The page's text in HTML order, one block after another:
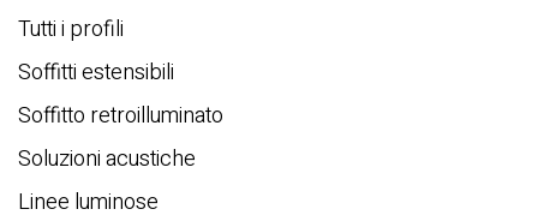
a
Tutti i profili
Soffitti estensibili
Soffitto retroilluminato
Soluzioni acustiche
Linee luminose